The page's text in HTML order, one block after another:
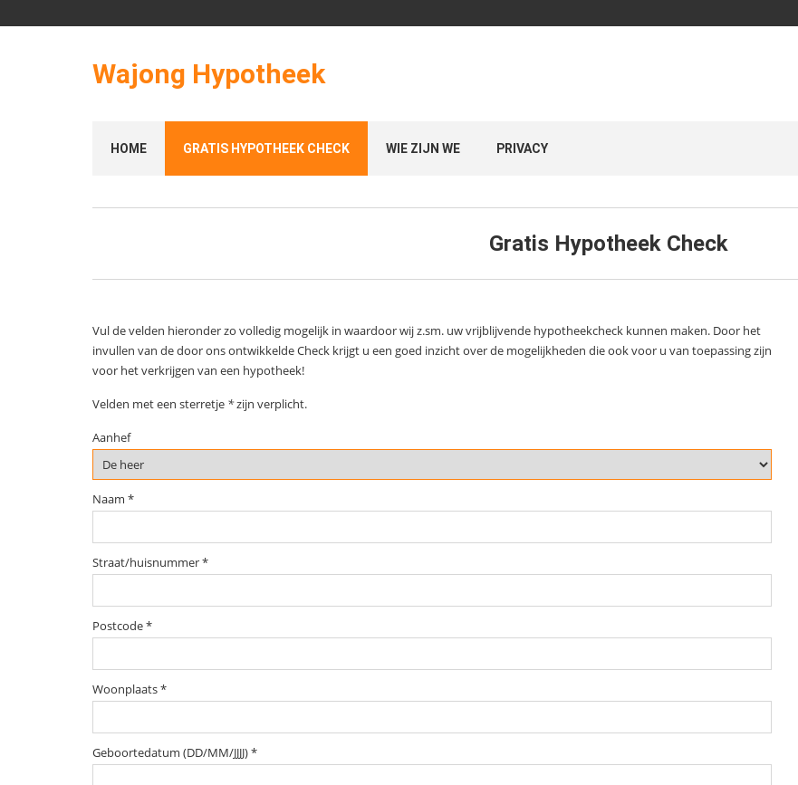
Wajong Hypotheek
HOME GRATIS HYPOTHEEK CHECK WIE ZIJN WE PRIVACY
Gratis Hypotheek Check
Vul de velden hieronder zo volledig mogelijk in waardoor wij z.sm. uw vrijblijvende hypotheekcheck kunnen maken. Door het
invullen van de door ons ontwikkelde Check krijgt u een goed inzicht over de mogelijkheden die ook voor u van toepassing zijn
voor het verkrijgen van een hypotheek!
Velden met een sterretje *zijn verplicht.
Aanhef
Naam *
Straat/huisnummer *
Postcode *
Woonplaats *
Geboortedatum (DD/MM/JJJJ) *